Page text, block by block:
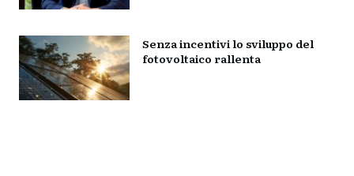
Senza incentivi lo sviluppo del
fotovoltaico rallenta